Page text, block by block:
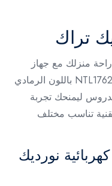
تراك
منزلك مع جهاز
المشي NordicTrack Series 5 طراز NTL17624 باللون الرمادي
ليمنحك تجربة
تناسب مختلف
نورديك